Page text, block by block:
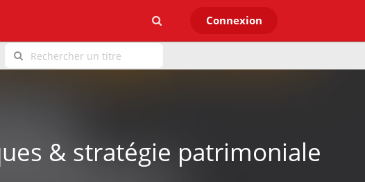
Connexion
& stratégie patrimoniale